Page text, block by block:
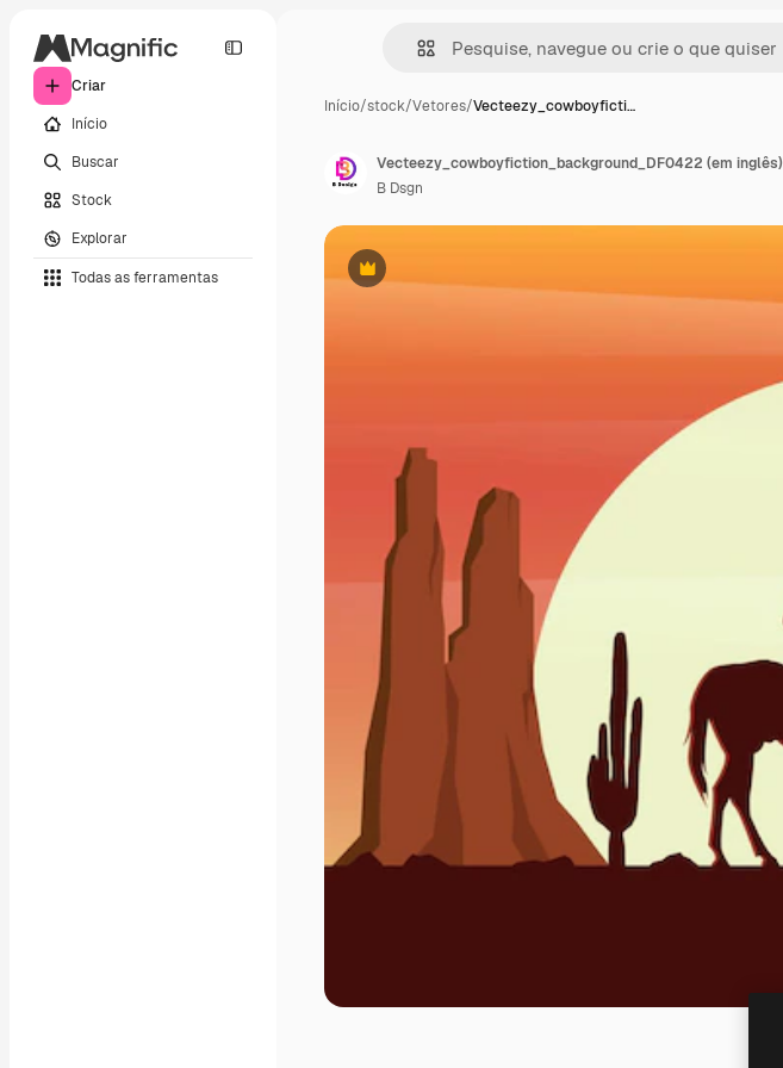
Criar
Início
Buscar
Stock
Explorar
Todas as ferramentas
Início/stock/Vetores/Vecteezy_cowboyficti…
Premium
Vecteezy_cowboyfiction_background_DF0422 (em inglês)
B Dsgn